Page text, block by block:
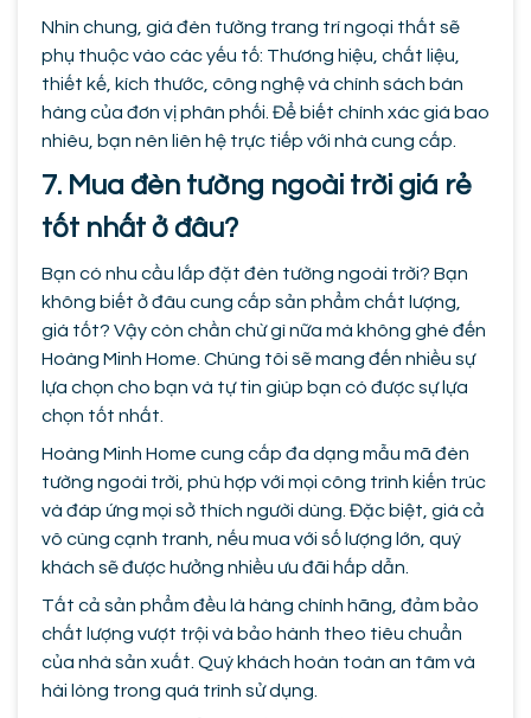
Nhìn chung, giá đèn tường trang trí ngoại thất sẽ
phụ thuộc vào các yếu tố: Thương hiệu, chất liệu,
thiết kế, kích thước, công nghệ và chính sách bán
hàng của đơn vị phân phối. Để biết chính xác giá bao
nhiêu, bạn nên liên hệ trực tiếp với nhà cung cấp.
7. Mua đèn tường ngoài trời giá rẻ
tốt nhất ở đâu?
Bạn có nhu cầu lắp đặt đèn tường ngoài trời? Bạn
không biết ở đâu cung cấp sản phẩm chất lượng,
giá tốt? Vậy còn chần chừ gì nữa mà không ghé đến
Hoàng Minh Home. Chúng tôi sẽ mang đến nhiều sự
lựa chọn cho bạn và tự tin giúp bạn có được sự lựa
chọn tốt nhất.
Hoàng Minh Home cung cấp đa dạng mẫu mã đèn
tường ngoài trời, phù hợp với mọi công trình kiến trúc
và đáp ứng mọi sở thích người dùng. Đặc biệt, giá cả
vô cùng cạnh tranh, nếu mua với số lượng lớn, quý
khách sẽ được hưởng nhiều ưu đãi hấp dẫn.
Tất cả sản phẩm đều là hàng chính hãng, đảm bảo
chất lượng vượt trội và bảo hành theo tiêu chuẩn
của nhà sản xuất. Quý khách hoàn toàn an tâm và
hài lòng trong quá trình sử dụng.